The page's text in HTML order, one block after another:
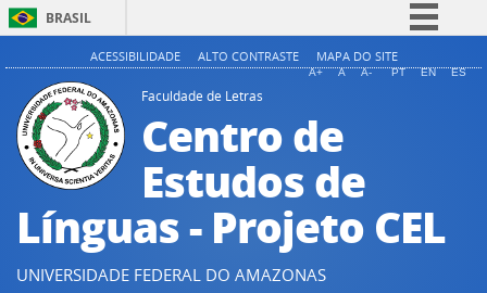
BRASIL
Simplifique!
Participe
Acesso à informação
Legislação
Canais
ACESSIBILIDADE ALTO CONTRASTE MAPA DO SITE
A+ A A- PT EN ES
Faculdade de Letras
Centro de
Estudos de
Línguas - Projeto CEL
UNIVERSIDADE FEDERAL DO AMAZONAS